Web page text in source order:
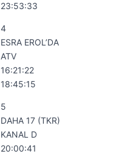
23:53:33
4
ESRA EROL’DA
ATV
16:21:22
18:45:15
5
DAHA 17 (TKR)
KANAL D
20:00:41